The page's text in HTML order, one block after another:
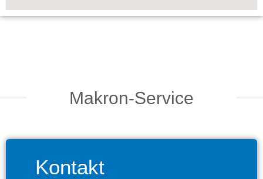
Makron-Service
Kontakt